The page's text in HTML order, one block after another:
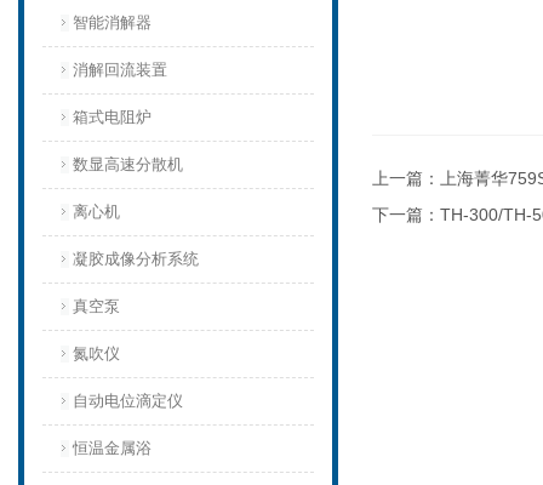
智能消解器
消解回流装置
箱式电阻炉
数显高速分散机
离心机
凝胶成像分析系统
真空泵
氮吹仪
自动电位滴定仪
恒温金属浴
上一篇：
上海菁华
下一篇： TH-300/TH-